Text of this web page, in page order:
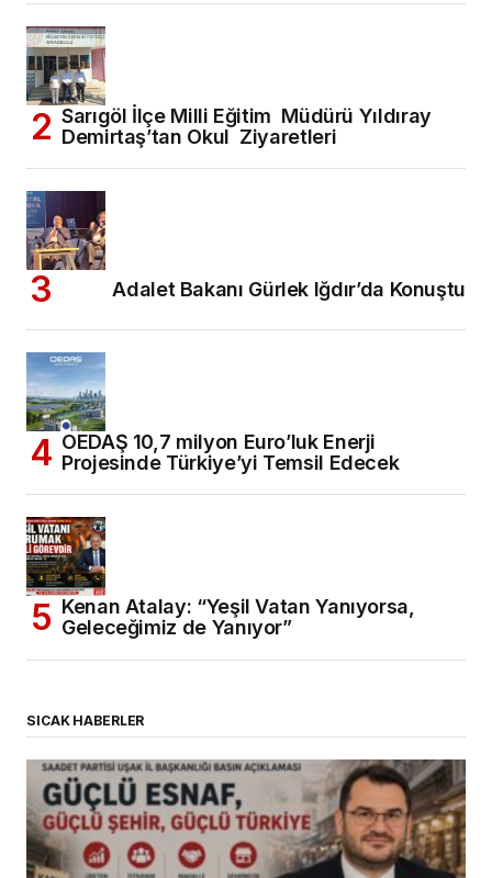
Sarıgöl İlçe Milli Eğitim Müdürü Yıldıray
Demirtaş’tan Okul Ziyaretleri
Adalet Bakanı Gürlek Iğdır’da Konuştu
OEDAŞ 10,7 milyon Euro’luk Enerji
Projesinde Türkiye’yi Temsil Edecek
Kenan Atalay: “Yeşil Vatan Yanıyorsa,
Geleceğimiz de Yanıyor”
SICAK HABERLER